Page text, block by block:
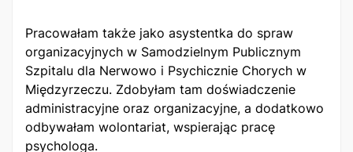
Pracowałam także jako asystentka do spraw
organizacyjnych w Samodzielnym Publicznym
Szpitalu dla Nerwowo i Psychicznie Chorych w
Międzyrzeczu. Zdobyłam tam doświadczenie
administracyjne oraz organizacyjne, a dodatkowo
odbywałam wolontariat, wspierając pracę
psychologa.